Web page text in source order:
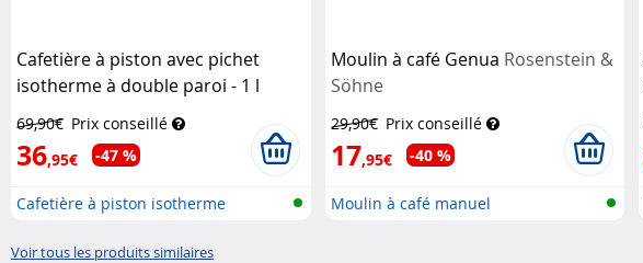
Cafetière à piston avec pichet
isotherme à double paroi - 1 l
Rosenstein & Söhne
69,90€ Prix conseillé
36,95€ -47 %
Cafetière à piston isotherme
Moulin à café Genua Rosenstein &
Söhne
29,90€ Prix conseillé
17,95€ -40 %
Moulin à café manuel
Voir tous les produits similaires